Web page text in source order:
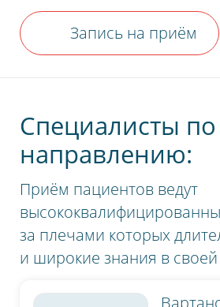
Запись на приём
Специалисты
направлению:
Приём пациентов ведут
за плечами которых
и широкие знания в